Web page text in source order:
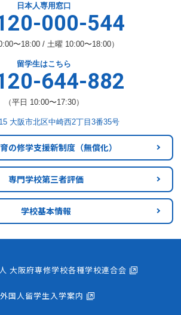
日本人専用窓口
000-544
〜18:00 / 土曜 10:00〜18:00）
留学生はこちら
644-882
（平日 10:00〜17:30）
大阪市北区中崎西2丁目3番35号
の修学支援新制度 （無償化）
専門学校第三者評価
学校基本情報
大阪府専修学校各種学校連合会
外国人留学生入学案内